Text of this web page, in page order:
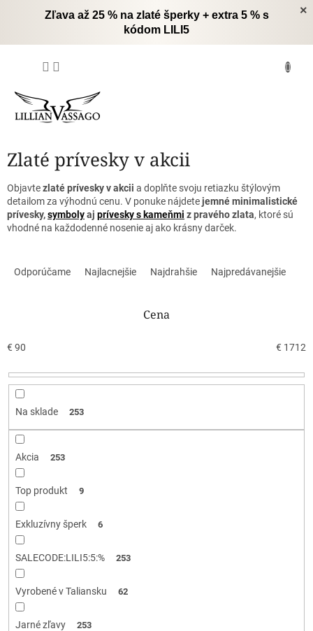
×
Zľava až 25 % na zlaté šperky + extra 5 % s
kódom LILI5
Zlaté prívesky v akcii
Objavtezlaté prívesky v akcii a doplňte svoju retiazku štýlovým
detailom za výhodnú cenu. V ponuke nájdetejemné minimalistické
prívesky,symbolyaj prívesky s kameňmi z pravého zlata, ktoré sú
vhodné na každodenné nosenie aj ako krásny darček.
e
r
Odporúčame Najlacnejšie Najdrahšie Najpredávanejšie
Cena
€ 90 € 1712
Na sklade 253
Akcia 253
Top produkt 9
Exkluzívny šperk 6
SALECODE:LILI5:5:% 253
Vyrobené v Taliansku 62
Jarné zľavy 253